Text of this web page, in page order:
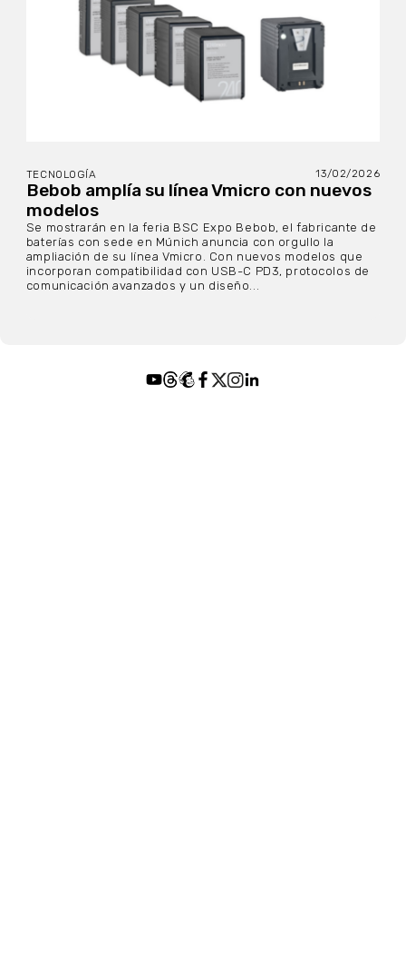
TECNOLOGÍA 13/02/2026
Bebob amplía su línea Vmicro con nuevos
modelos
Se mostrarán en la feria BSC Expo Bebob, el fabricante de
baterías con sede en Múnich anuncia con orgullo la
ampliación de su línea Vmicro. Con nuevos modelos que
incorporan compatibilidad con USB-C PD3, protocolos de
comunicación avanzados y un diseño...